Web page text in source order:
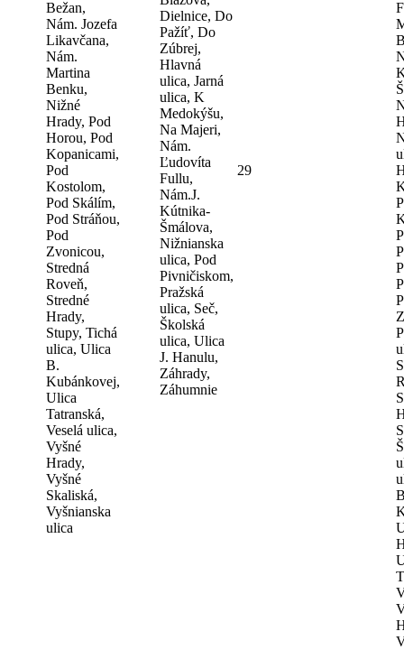
Bežan,
Nám. Jozefa
Likavčana,
Nám.
Martina
Benku,
Nižné
Hrady, Pod
Horou, Pod
Kopanicami,
Pod
Kostolom,
Pod Skálím,
Pod Stráňou,
Pod
Zvonicou,
Stredná
Roveň,
Stredné
Hrady,
Stupy, Tichá
ulica, Ulica
B.
Kubánkovej,
Ulica
Tatranská,
Veselá ulica,
Vyšné
Hrady,
Vyšné
Skaliská,
Vyšnianska
ulica
Dielnice, Do
Pažíť, Do
Zúbrej,
Hlavná
ulica, Jarná
ulica, K
Medokýšu,
Na Majeri,
Nám.
Ľudovíta
Fullu,
Nám.J.
Kútnika-
Šmálova,
Nižnianska
ulica, Pod
Pivničiskom,
Pražská
ulica, Seč,
Školská
ulica, Ulica
J. Hanulu,
Záhrady,
Záhumnie
29